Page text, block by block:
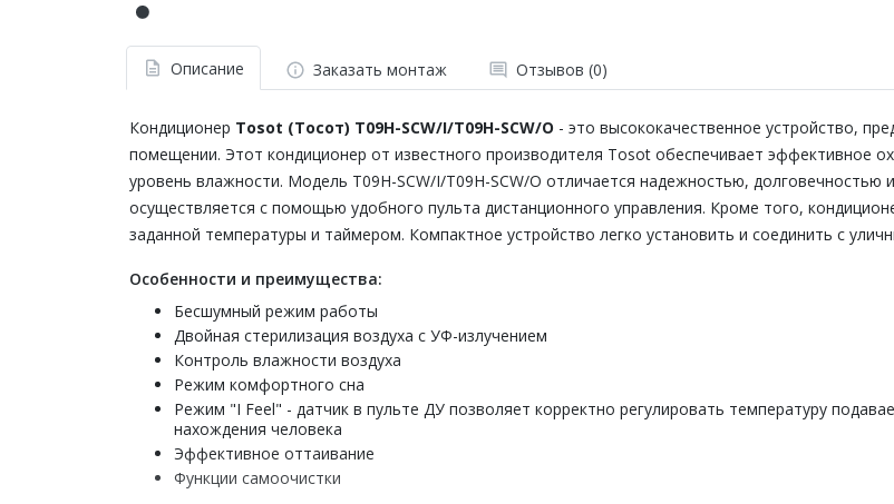
Описание Заказать монтаж Отзывов (0)
Кондиционер Tosot (Тосот) T09H-SCW/I/T09H-SCW/O - это высококачественное устройство,
помещении. Этот кондиционер от известного производителя Tosot обеспечивает эффективное
уровень влажности. Модель T09H-SCW/I/T09H-SCW/O отличается надежностью,
осуществляется с помощью удобного пульта дистанционного управления. Кроме того,
заданной температуры и таймером. Компактное устройство легко установить и соединить с
Особенности и преимущества:
Бесшумный режим работы
Двойная стерилизация воздуха с УФ-излучением
Контроль влажности воздуха
Режим комфортного сна
Режим "I Feel" - датчик в пульте ДУ позволяет корректно регулировать температуру
нахождения человека
Эффективное оттаивание
Функции самоочистки